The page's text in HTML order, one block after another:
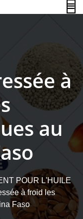
à
au
POUR L'HUILE
à froid les
Faso